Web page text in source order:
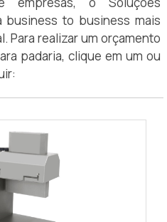
business to business mais
Para realizar um orçamento
padaria, clique em um ou